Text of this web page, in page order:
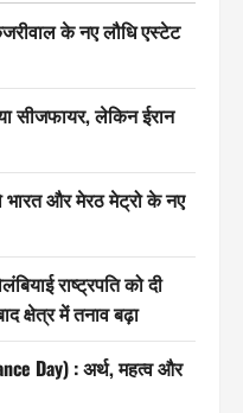
के नए लौधि एस्टेट
सीजफायर, लेकिन ईरान
भारत और मेरठ मेट्रो के नए
राष्ट्रपति को दी
क्षेत्र में तनाव बढ़ा
Day) : अर्थ, महत्व और